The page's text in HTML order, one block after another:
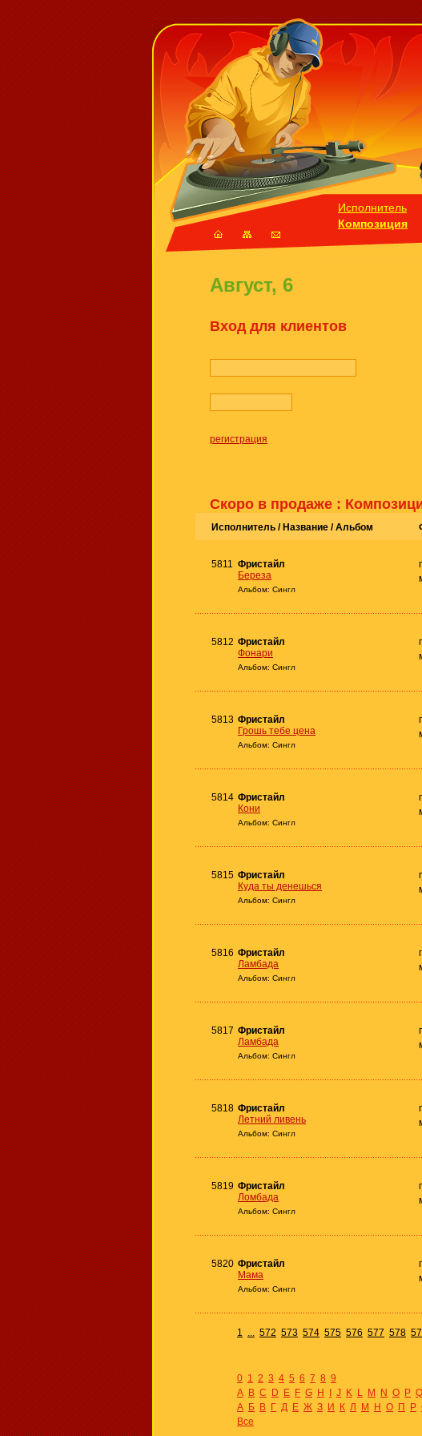
Исполнитель
Композиция
Август, 6
Вход для клиентов
регистрация
Скоро в продаже :
Исполнитель / Название /Альбом
5811
Фристайл
Береза
Альбом: Сингл
5812 Фристайл
Фонари
Альбом: Сингл
5813 Фристайл
Грошь тебе цена
Альбом: Сингл
5814 Фристайл
Кони
Альбом: Сингл
5815 Фристайл
Куда ты денешься
Альбом: Сингл
5816 Фристайл
Ламбада
Альбом: Сингл
5817 Фристайл
Ламбада
Альбом: Сингл
5818 Фристайл
Летний ливень
Альбом: Сингл
5819 Фристайл
Ломбада
Альбом: Сингл
5820 Фристайл
Мама
Альбом: Сингл
1 572 573 574 575 576 577 578
0 1 2 3 4 5 6 7 8 9
A B C D E F G H I J K L M N O P Q
А Б В Г Д Е Ж З И К Л М Н О П Р
Все